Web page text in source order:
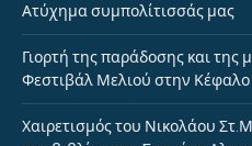
Ατύχημα συμπολίτισσάς μας
Γιορτή της παράδοσης και της
Φεστιβάλ Μελιού στην Κέφαλο
Χαιρετισμός του Νικολάου